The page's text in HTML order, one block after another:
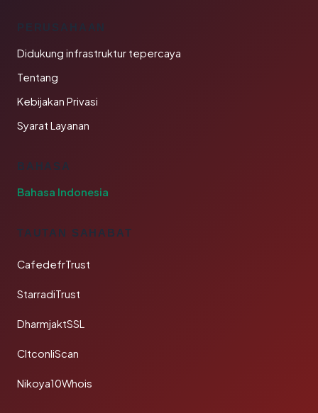
PERUSAHAAN
Didukung infrastruktur tepercaya
Tentang
Kebijakan Privasi
Syarat Layanan
BAHASA
Bahasa Indonesia
TAUTAN SAHABAT
CafedefrTrust
StarradiTrust
DharmjaktSSL
CltconliScan
Nikoya10Whois